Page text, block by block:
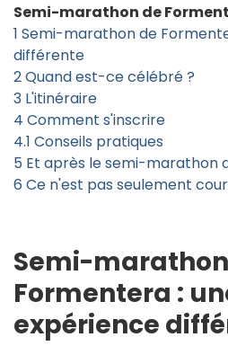
Semi-marathon de
1 Semi-marathon de
différente
2Quand est-ce célébré ?
3 L'itinéraire
4 Comment s'inscrire
4.1 Conseils pratiques
5 Et après le semi-marathon
6 Ce n'est pas seulement
Semi-
Formentera :
expérience